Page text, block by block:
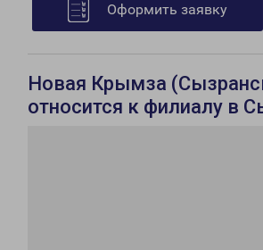
Оформить заявку
Новая Крымза
относится к филиалу в